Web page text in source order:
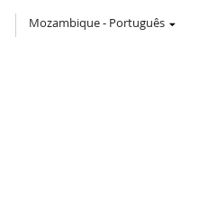
Mozambique- Português